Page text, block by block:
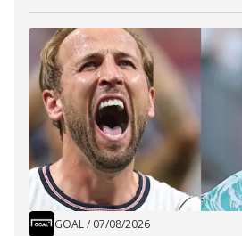
GOAL/ 07/08/2026